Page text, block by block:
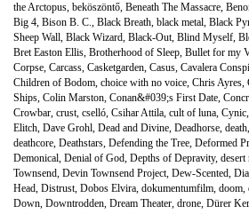
the Arctopus, beköszöntő, Beneath The Massacre,
Big 4, Bison B. C., Black Breath, black metal, Black
Sheep Wall, Black Wizard, Black-Out, Blind Myself,
Bret Easton Ellis, Brotherhood of Sleep, Bullet for my
Corpse, Carcass, Casketgarden, Casus, Cavalera
Children of Bodom, choice with no voice, Chris Ayres,
Ships, Colin Marston, Conan&#039;s First Date,
Crowbar, crust, cselló, Csihar Attila, cult of luna, Cynic,
Elitch, Dave Grohl, Dead and Divine, Deadhorse, death,
deathcore, Deathstars, Defending the Tree, Deformed
Demonical, Denial of God, Depths of Depravity, desert
Townsend, Devin Townsend Project, Dew-Scented,
Head, Distrust, Dobos Elvira, dokumentumfilm, doom,
Down, Downtrodden, Dream Theater, drone, Dürer